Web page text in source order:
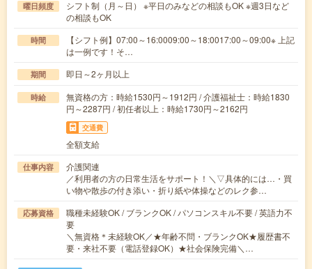
曜日頻度
シフト制（月～日） ※平日のみなどの相談もOK ※週3日など
の相談もOK
時間
【シフト例】07:00～16:0009:00～18:0017:00～09:00※ 上記
は一例です！そ…
期間 即日～2ヶ月以上
時給
無資格の方：時給1530円～1912円 / 介護福祉士：時給1830
円～2287円 / 初任者以上：時給1730円～2162円
交通費
全額支給
仕事内容
介護関連
／利用者の方の日常生活をサポート！＼▽具体的には…・買
い物や散歩の付き添い・折り紙や体操などのレク参…
応募資格
職種未経験OK / ブランクOK / パソコンスキル不要 / 英語力不
要
＼無資格＊未経験OK／★年齢不問・ブランクOK★履歴書不
要・来社不要（電話登録OK）★社会保険完備＼…